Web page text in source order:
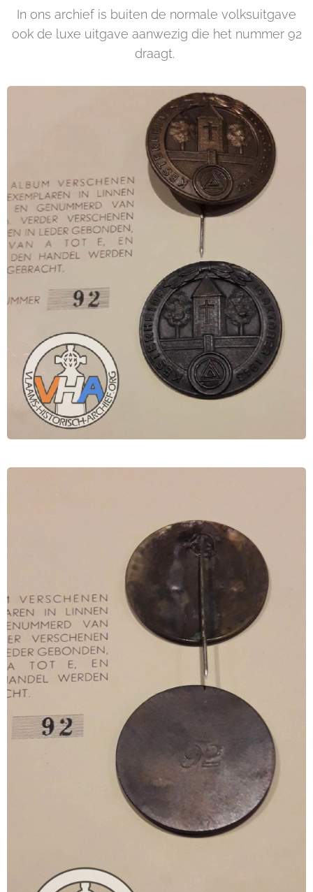
In ons archief is buiten de normale volksuitgave
ook de luxe uitgave aanwezig die het nummer 92
draagt.